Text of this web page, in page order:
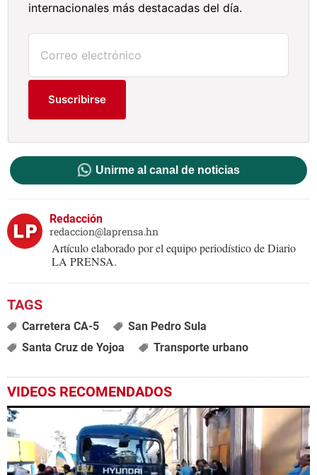
internacionales más destacadas del día.
Suscribirse
Unirme al canal de noticias
Redacción
redaccion@laprensa.hn
Artículo elaborado por el equipo periodístico de Diario
LA PRENSA.
Carretera CA-5
San Pedro Sula
Santa Cruz de Yojoa
Transporte urbano
VIDEOS RECOMENDADOS